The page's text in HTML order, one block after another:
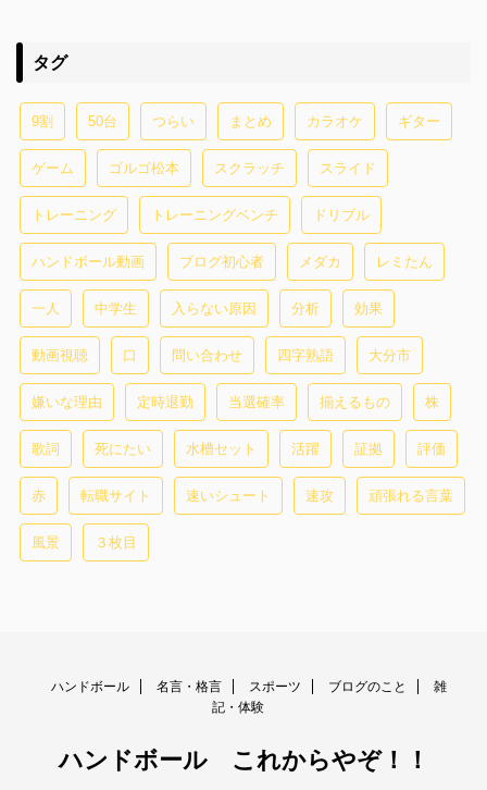
タグ
9割 50台 つらい まとめ カラオケ ギター
ゲーム ゴルゴ松本 スクラッチ スライド
トレーニング トレーニングベンチ ドリブル
ハンドボール動画 ブログ初心者 メダカ レミたん
一人 中学生 入らない原因 分析 効果
動画視聴 口 問い合わせ 四字熟語 大分市
嫌いな理由 定時退勤 当選確率 揃えるもの 株
歌詞 死にたい 水槽セット 活躍 証拠 評価
赤 転職サイト 速いシュート 速攻 頑張れる言葉
風景 ３枚目
ハンドボール 名言・格言 スポーツ ブログのこと
雑
記・体験
ハンドボール これからやぞ！！